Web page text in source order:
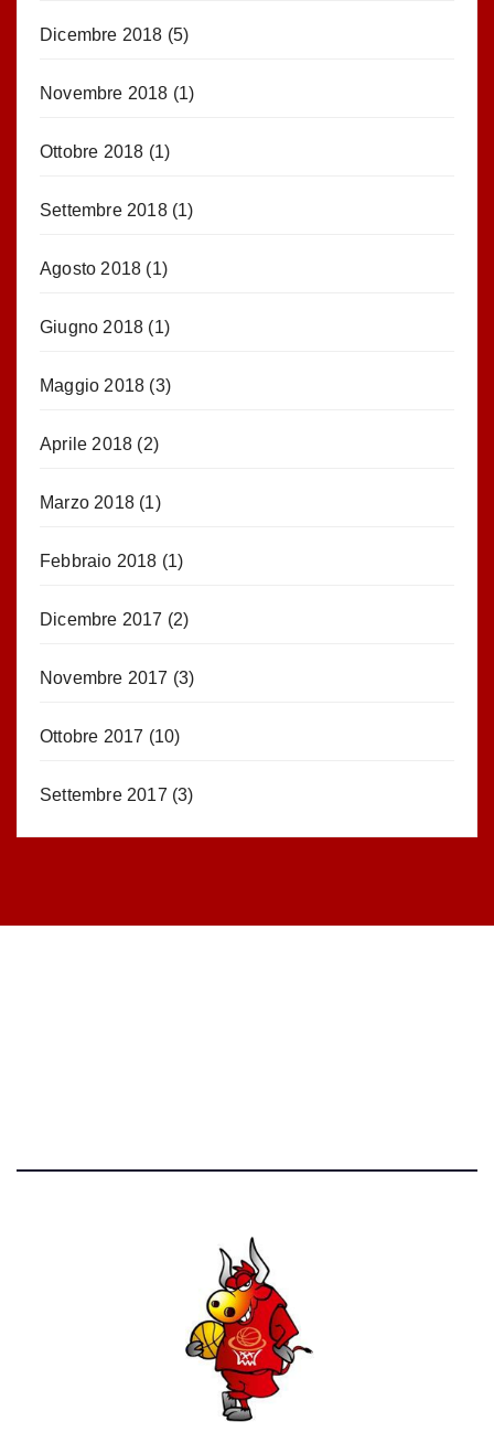
Dicembre 2018 (5)
Novembre 2018 (1)
Ottobre 2018 (1)
Settembre 2018(1)
Agosto 2018 (1)
Giugno 2018 (1)
Maggio 2018 (3)
Aprile 2018 (2)
Marzo 2018 (1)
Febbraio 2018 (1)
Dicembre 2017 (2)
Novembre 2017 (3)
Ottobre 2017 (10)
Settembre 2017 (3)